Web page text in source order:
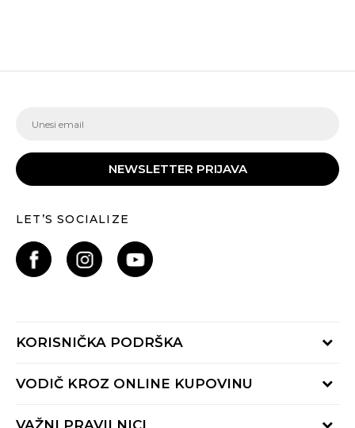
NEWSLETTER PRIJAVA
LET’S SOCIALIZE
KORISNIČKA PODRŠKA
Provjeri status porudžbine
VODIČ KROZ ONLINE KUPOVINU
Načini isporuke
VAŽNI PRAVILNICI